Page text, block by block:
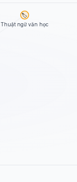
Thuật ngữ văn học
🏷️